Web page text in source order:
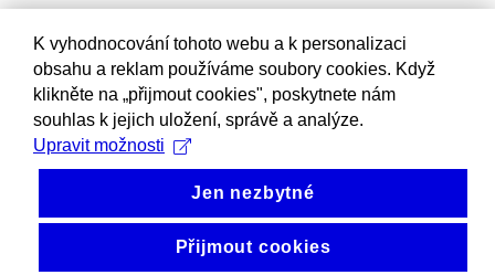
K vyhodnocování tohoto webu a k personalizaci
obsahu a reklam používáme soubory cookies. Když
klikněte na „přijmout cookies", poskytnete nám
souhlas k jejich uložení, správě a analýze.
Upravit možnosti
Jen nezbytné
Přijmout cookies